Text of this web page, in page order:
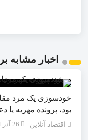
اخبار مشابه
خودسوزی یک مرد
بود، پرونده مهریه‌ یا
اقتصاد آنلاین 26 آذر 1404